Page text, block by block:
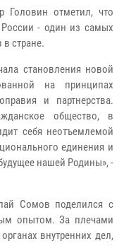
Головин отметил, что
- один из самых
стране.
становления новой
на принципах
и партнерства.
общество, в
себя неотъемлемой
единения и
нашей Родины», -
Сомов поделился с
опытом. За плечами
внутренних дел,